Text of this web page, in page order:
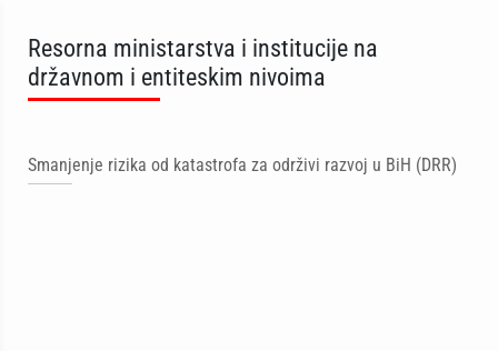
Resorna ministarstva i institucije na
državnom i entiteskim nivoima
Smanjenje rizika od katastrofa za održivi razvoj u BiH (DRR)